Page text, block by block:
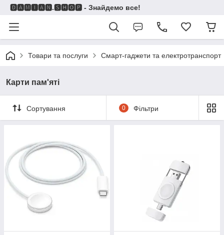
🅳🅰🅼🅸🅰🅽.🆂🅷🅾🅿 - Знайдемо все!
Товари та послуги Смарт-гаджети та електротранспорт
Карти пам'яті
Сортування 0 Фільтри